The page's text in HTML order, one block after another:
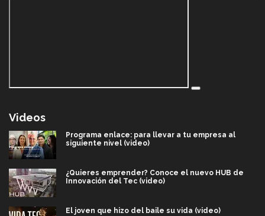
Videos
Programa enlace: para llevar a tu empresa al
siguiente nivel (video)
¿Quieres emprender? Conoce el nuevo HUB de
Innovación del Tec (video)
El joven que hizo del baile su vida (video)